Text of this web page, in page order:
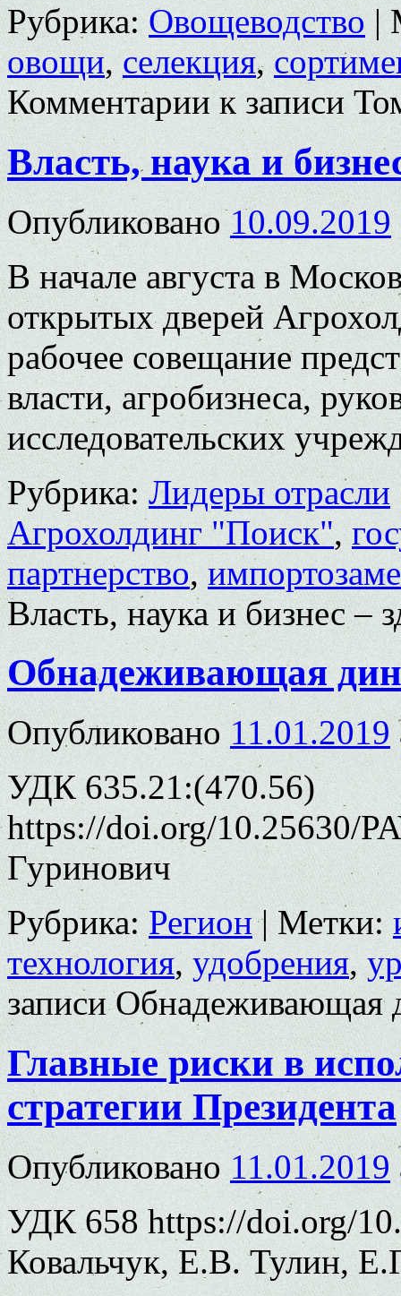
Рубрика: Овощеводство |
овощи,селекция,
Комментариик записи
Власть, наука и
Опубликовано 10.09.2019
В начале августа в
открытых дверей
рабочее совещание
власти, агробизнеса,
исследовательских
Рубрика: Лидеры отрасли
Агрохолдинг "Поиск",
партнерство,
Власть, наука и бизнес –
Обнадеживающая
Опубликовано 11.01.2019
УДК 635.21:(470.56)
https://doi.org/10.25630/
Гуринович
Рубрика: Регион | Метки:
технология,удобрения,
записи Обнадеживающая
Главные риски в
стратегии Президента
Опубликовано 11.01.2019
УДК 658 https://doi.org/
Ковальчук, Е.В. Тулин,